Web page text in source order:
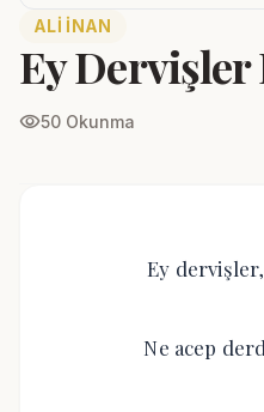
ALI İNAN
Ey Dervişler
visibility50 Okunma
Ey
Ne acep